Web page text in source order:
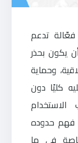
تدعم
يكون بحذر
وحماية
كليًا دون
الاستخدام
فهم حدوده